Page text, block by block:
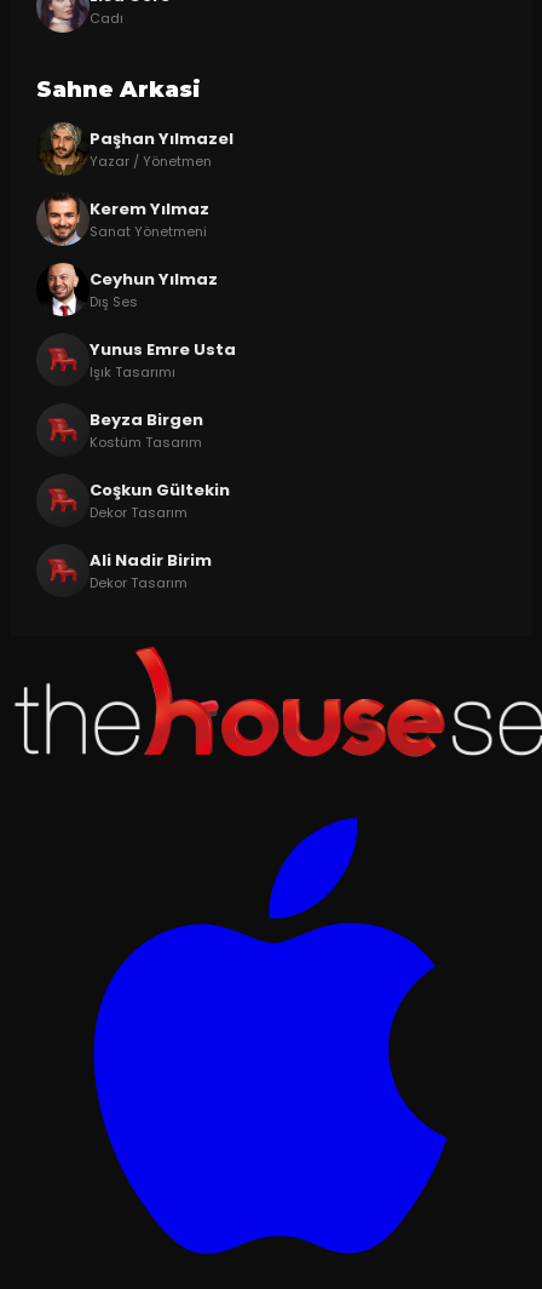
Cadı
Sahne Arkasi
Paşhan Yılmazel
Yazar / Yönetmen
Kerem Yılmaz
Sanat Yönetmeni
Ceyhun Yılmaz
Dış Ses
Yunus Emre Usta
Işık Tasarımı
Beyza Birgen
Kostüm Tasarım
Coşkun Gültekin
Dekor Tasarım
Ali Nadir Birim
Dekor Tasarım